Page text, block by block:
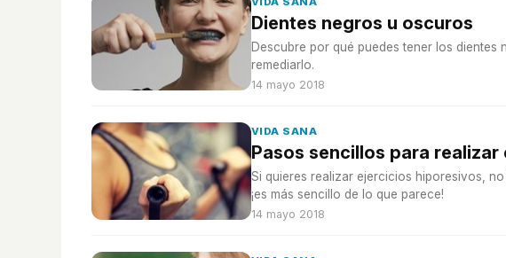
Dientes negros u oscuros
Descubre por qué puedes tener los
remediarlo.
14 mayo 2018
VIDA SANA
Pasos sencillos para
Si quieres realizar ejercicios hiporesivos,
¡es más sencillo de lo que parece!
14 mayo 2018